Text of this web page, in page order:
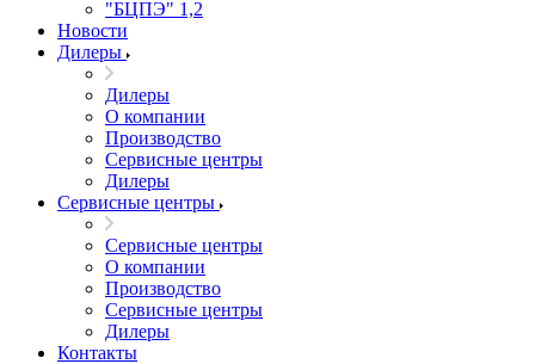
"БЦПЭ" 1,2
Новости
Дилеры
Дилеры
О компании
Производство
Сервисные центры
Дилеры
Сервисные центры
Сервисные центры
О компании
Производство
Сервисные центры
Дилеры
Контакты